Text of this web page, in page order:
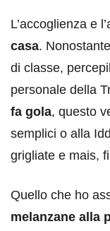
L’accoglienza e
casa.
di classe,
personale della
fa gola, questo
semplici o alla
grigliate e mais,
Quello che ho
melanzane alla